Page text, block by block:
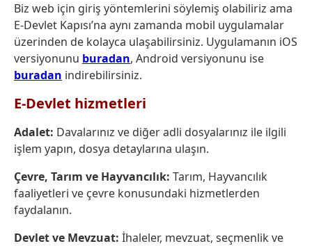
Biz web için giriş yöntemlerini söylemiş olabiliriz ama
E-Devlet Kapısı’na aynı zamanda mobil uygulamalar
üzerinden de kolayca ulaşabilirsiniz. Uygulamanın iOS
versiyonunu buradan, Android versiyonunu ise
buradan indirebilirsiniz.
E-Devlet hizmetleri
Adalet: Davalarınız ve diğer adli dosyalarınız ile ilgili
işlem yapın, dosya detaylarına ulaşın.
Çevre, Tarım ve Hayvancılık: Tarım, Hayvancılık
faaliyetleri ve çevre konusundaki hizmetlerden
faydalanın.
Devlet ve Mevzuat: İhaleler, mevzuat, seçmenlik ve